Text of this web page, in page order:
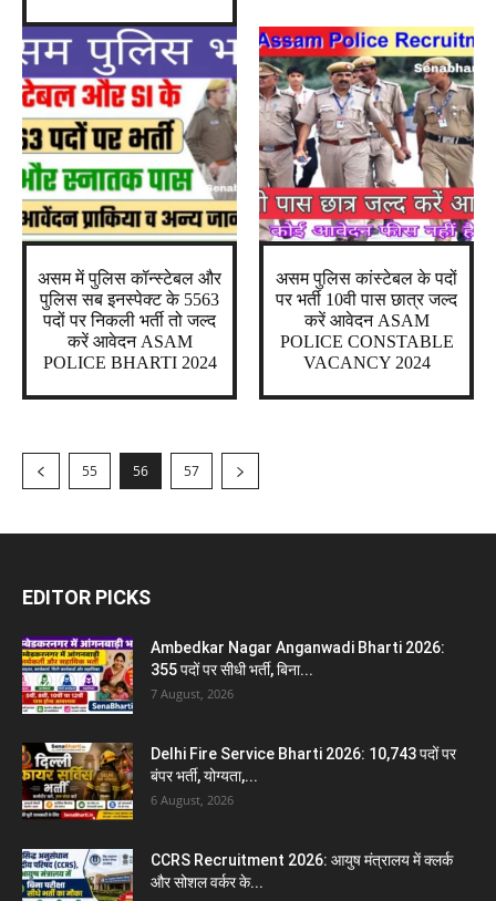
असम में पुलिस कॉन्स्टेबल और
पुलिस सब इनस्पेक्ट के 5563
पदों पर निकली भर्ती तो जल्द
करें आवेदन ASAM
POLICE BHARTI 2024
असम पुलिस कांस्टेबल के पदों
पर भर्ती 10वी पास छात्र जल्द
करें आवेदन ASAM
POLICE CONSTABLE
VACANCY 2024
55 56 57
EDITOR PICKS
Ambedkar Nagar Anganwadi Bharti 2026:
355 पदों पर सीधी भर्ती, बिना...
7 August, 2026
Delhi Fire Service Bharti 2026: 10,743 पदों पर
बंपर भर्ती, योग्यता,...
6 August, 2026
CCRS Recruitment 2026: आयुष मंत्रालय में क्लर्क
और सोशल वर्कर के...